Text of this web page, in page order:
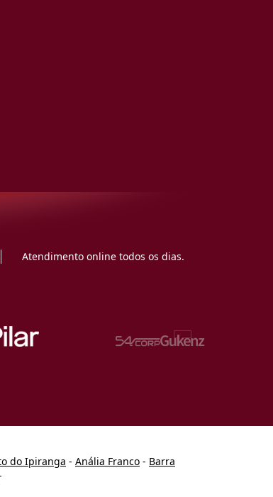
Atendimento online todos os dias.
do Ipiranga - Anália Franco - Barra